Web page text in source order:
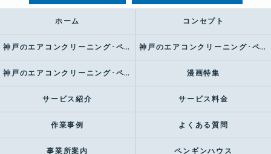
ホーム コンセプト
神戸のエアコンクリーニング･ペンギンハウスの口コミ情報 神戸のエアコンクリーニング･ペンギンハウスの評判
神戸のエアコンクリーニング･ペンギンハウスのお客様の声 漫画特集
サービス紹介 サービス料金
作業事例 よくある質問
事業所案内 ペンギンハウス